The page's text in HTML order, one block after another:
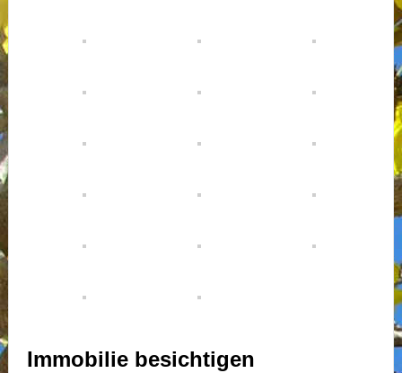
Immobilie besichtigen